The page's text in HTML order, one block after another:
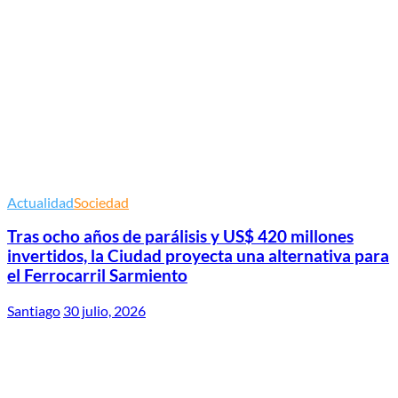
ActualidadSociedad
Tras ocho años de parálisis y US$ 420 millones
invertidos, la Ciudad proyecta una alternativa para
el Ferrocarril Sarmiento
Santiago 30 julio, 2026